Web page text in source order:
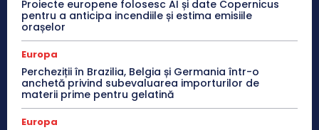
Proiecte europene folosesc AI și date Copernicus
pentru a anticipa incendiile și estima emisiile
orașelor
Europa
Percheziții în Brazilia, Belgia și Germania într-o
anchetă privind subevaluarea importurilor de
materii prime pentru gelatină
Europa